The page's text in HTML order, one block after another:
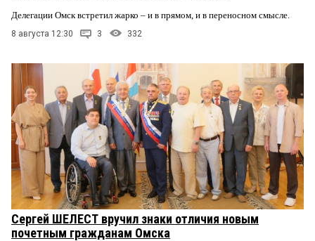
Делегации Омск встретил жарко – и в прямом, и в переносном смысле.
8 августа 12:30 3 332
Сергей ШЕЛЕСТ вручил знаки отличия новым
почетным гражданам Омска